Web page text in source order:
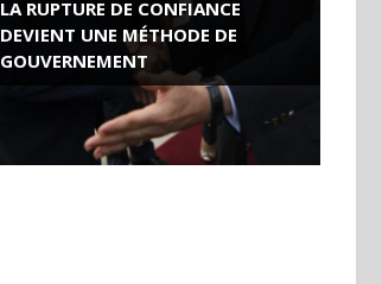
LA RUPTURE DE CONFIANCE
DEVIENT UNE MÉTHODE DE
GOUVERNEMENT
ROSE VALLAND, HEROÏNE DE LA
RESISTANCE FRANÇAISE